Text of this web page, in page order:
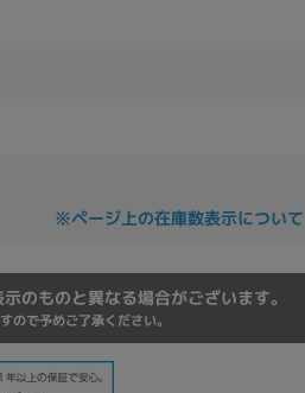
※ページ上の在庫数表示について
のものと異なる場合がございます。
ので予めご了承ください。
~